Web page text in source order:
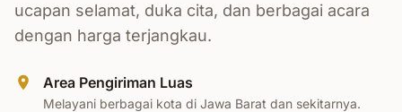
ucapan selamat, duka cita, dan berbagai acara
dengan harga terjangkau.
Area Pengiriman Luas
Melayani berbagai kota di Jawa Barat dan sekitarnya.